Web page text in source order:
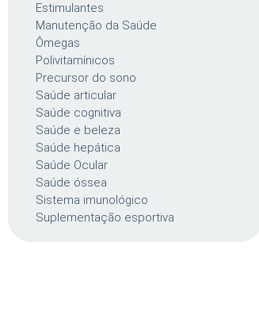
Estimulantes
Manutenção da Saúde
Ômegas
Polivitamínicos
Precursor do sono
Saúde articular
Saúde cognitiva
Saúde e beleza
Saúde hepática
Saúde Ocular
Saúde óssea
Sistema imunológico
Suplementação esportiva